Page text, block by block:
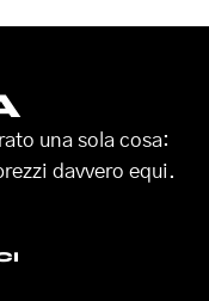
una sola cosa:
davvero equi.